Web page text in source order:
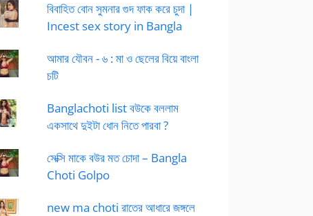
বিবাহিত বোন সুমনার গুদ ফাক করে চুদা |
Incest sex story in Bangla
আমার যৌবন - ৬ : মা ও ছেলের বিয়ে বাংলা
চটি
Banglachoti list বউকে বললাম
একসাথে দুইটা ধোন নিতে পারবা ?
সেক্সি মাকে বউর মত চোদা – Bangla
Choti Golpo
new ma choti রাতের আধারে জঙ্গলে